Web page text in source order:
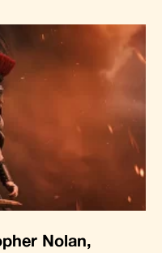
Nolan,